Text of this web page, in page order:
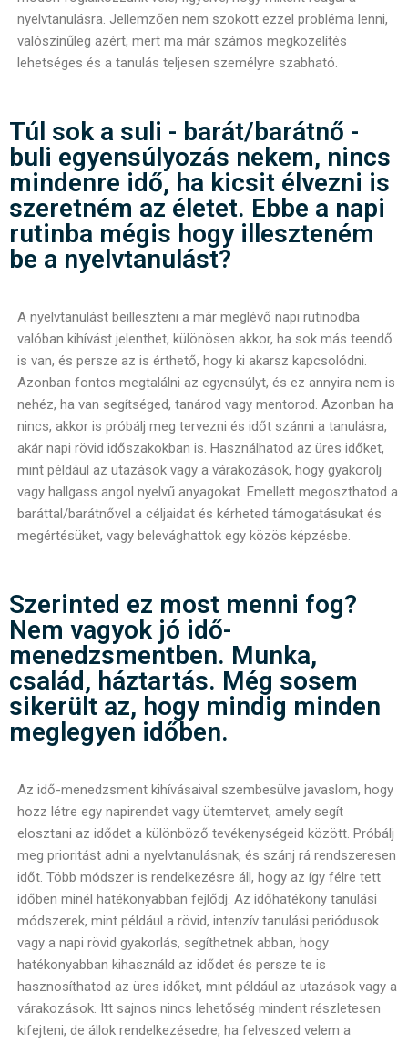
nyelvtanulásra. Jellemzően nem szokott ezzel probléma lenni,
valószínűleg azért, mert ma már számos megközelítés
lehetséges és a tanulás teljesen személyre szabható.
Túl sok a suli - barát/barátnő -
buli egyensúlyozás nekem, nincs
mindenre idő, ha kicsit élvezni is
szeretném az életet. Ebbe a napi
rutinba mégis hogy illeszteném
be a nyelvtanulást?
A nyelvtanulást beilleszteni a már meglévő napi rutinodba
valóban kihívást jelenthet, különösen akkor, ha sok más teendő
is van, és persze az is érthető, hogy ki akarsz kapcsolódni.
Azonban fontos megtalálni az egyensúlyt, és ez annyira nem is
nehéz, ha van segítséged, tanárod vagy mentorod. Azonban ha
nincs, akkor is próbálj meg tervezni és időt szánni a tanulásra,
akár napi rövid időszakokban is. Használhatod az üres időket,
mint például az utazások vagy a várakozások, hogy gyakorolj
vagy hallgass angol nyelvű anyagokat. Emellett megoszthatod a
baráttal/barátnővel a céljaidat és kérheted támogatásukat és
megértésüket, vagy belevághattok egy közös képzésbe.
Szerinted ez most menni fog?
Nem vagyok jó idő-
menedzsmentben. Munka,
család, háztartás. Még sosem
sikerült az, hogy mindig minden
meglegyen időben.
Az idő-menedzsment kihívásaival szembesülve javaslom, hogy
hozz létre egy napirendet vagy ütemtervet, amely segít
elosztani az idődet a különböző tevékenységeid között. Próbálj
meg prioritást adni a nyelvtanulásnak, és szánj rá rendszeresen
időt. Több módszer is rendelkezésre áll, hogy az így félre tett
időben minél hatékonyabban fejlődj. Az időhatékony tanulási
módszerek, mint például a rövid, intenzív tanulási periódusok
vagy a napi rövid gyakorlás, segíthetnek abban, hogy
hatékonyabban kihasználd az idődet és persze te is
hasznosíthatod az üres időket, mint például az utazások vagy a
várakozások. Itt sajnos nincs lehetőség mindent részletesen
kifejteni, de állok rendelkezésedre, ha felveszed velem a